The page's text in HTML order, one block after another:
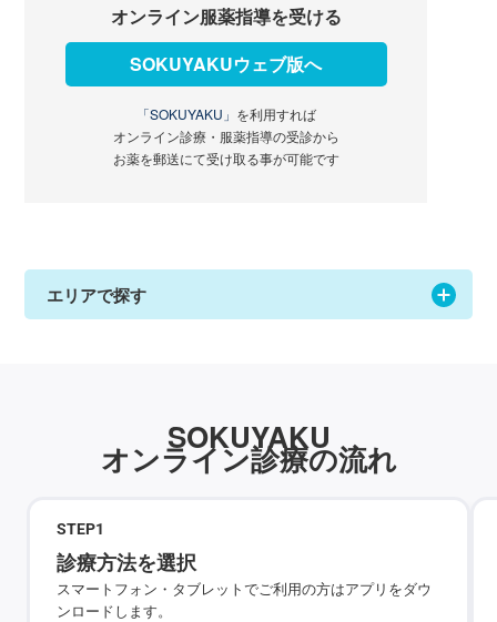
オンライン服薬指導を受ける
SOKUYAKUウェブ版へ
「SOKUYAKU」 を利用すれば
オンライン診療・服薬指導の受診から
お薬を郵送にて受け取る事が可能です
エリアで探す
SOKUYAKU
オンライン診療の流れ
STEP1
診療方法を選択
スマートフォン・タブレットでご利用の方はアプリをダウ
ンロードします。